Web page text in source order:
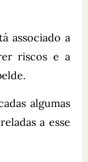
associado a
riscos e a
algumas
a esse